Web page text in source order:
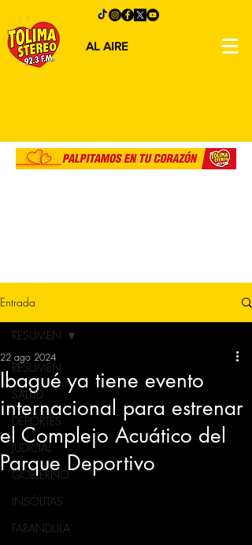
AL AIRE
Entrada
RESUMEN
SALUD
DEPORTES
JUDICIAL
GOBIERNO
INSÓLITAS
FARANDULA
RESUMEN
Ibagué ya tiene evento
internacional para estrenar
el Complejo Acuático del
Parque Deportivo
22 ago 2024